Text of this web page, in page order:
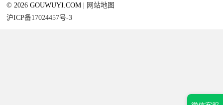
© 2026 GOUWUYI.COM |
网站地图
沪ICP备17024457号-3